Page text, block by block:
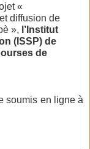
«
diffusion de
», l’Institut
(ISSP) de
de
soumis en ligne à